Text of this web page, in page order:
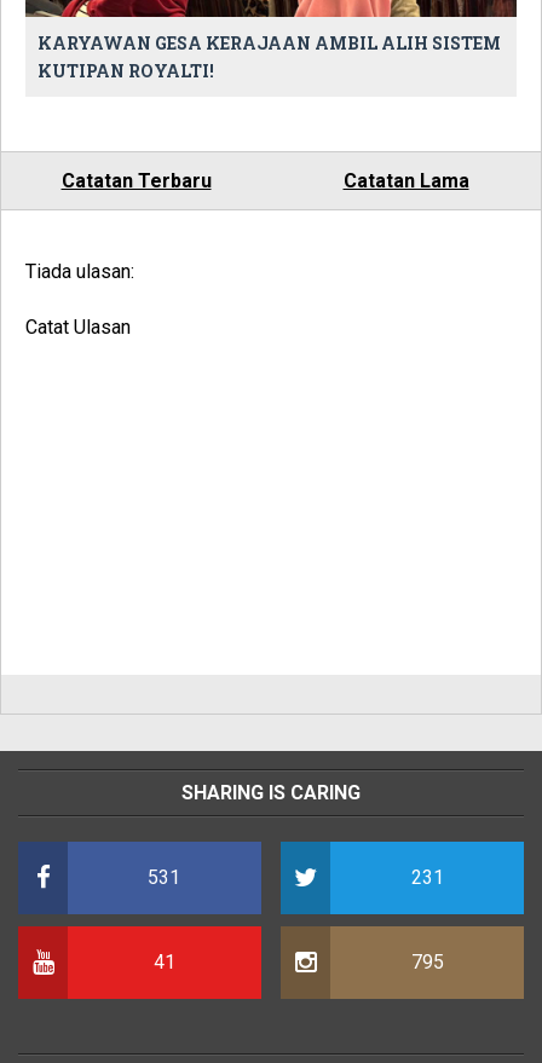
KARYAWAN GESA KERAJAAN AMBIL ALIH SISTEM
KUTIPAN ROYALTI!
Catatan Terbaru Catatan Lama
Tiada ulasan:
Catat Ulasan
SHARING IS CARING
531 231
41 795